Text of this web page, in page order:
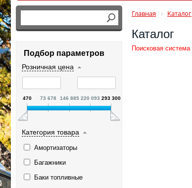
Подбор параметров
Розничная цена
470 73 678 146 885 220 093 293 300
Категория товара
Амортизаторы
Багажники
Баки топливные
Главная Каталог
Каталог
Поисковая